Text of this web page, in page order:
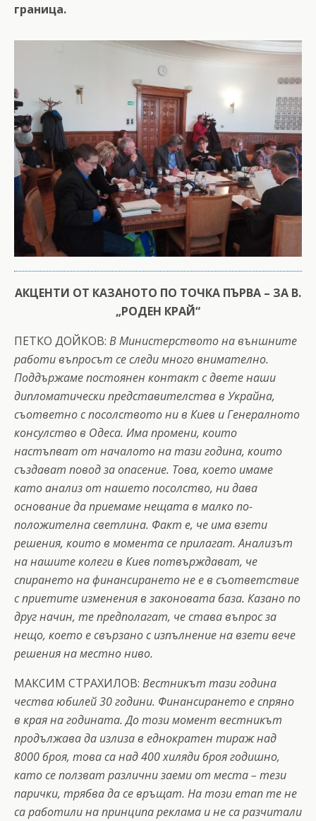
граница.
АКЦЕНТИ ОТ КАЗАНОТО ПО ТОЧКА ПЪРВА – ЗА В.
„РОДЕН КРАЙ“
ПЕТКО ДОЙКОВ: В Министерството на външните
работи въпросът се следи много внимателно.
Поддържаме постоянен контакт с двете наши
дипломатически представителства в Украйна,
съответно с посолството ни в Киев и Генералното
консулство в Одеса. Има промени, които
настъпват от началото на тази година, които
създават повод за опасение. Това, което имаме
като анализ от нашето посолство, ни дава
основание да приемаме нещата в малко по-
положителна светлина. Факт е, че има взети
решения, които в момента се прилагат. Анализът
на нашите колеги в Киев потвърждават, че
спирането на финансирането не е в съответствие
с приетите изменения в законовата база. Казано по
друг начин, те предполагат, че става въпрос за
нещо, което е свързано с изпълнение на взети вече
решения на местно ниво.
МАКСИМ СТРАХИЛОВ: Вестникът тази година
чества юбилей 30 години. Финансирането е спряно
в края на годината. До този момент вестникът
продължава да излиза в еднократен тираж над
8000 броя, това са над 400 хиляди броя годишно,
като се ползват различни заеми от места – тези
парички, трябва да се връщат. На този етап те не
са работили на принципа реклама и не са разчитали